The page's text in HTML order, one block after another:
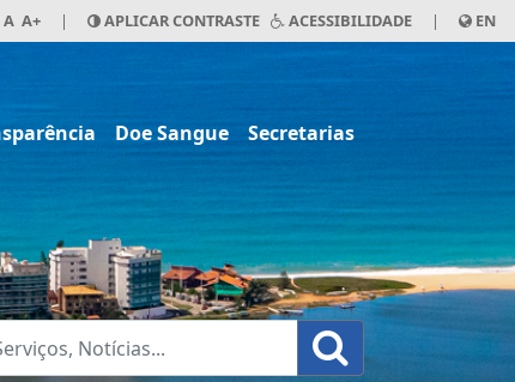
A A+ | APLICAR CONTRASTE ACESSIBILIDADE | EN
Doe Sangue Secretarias